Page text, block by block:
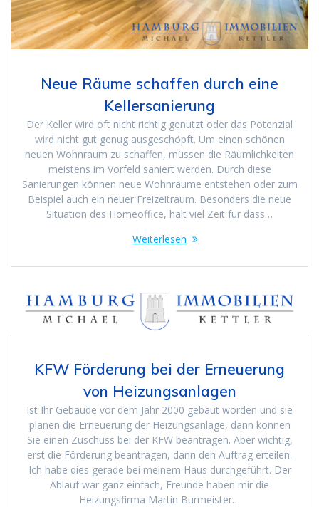
Neue Räume schaffen durch eine
Kellersanierung
Der Keller wird oft nicht richtig genutzt oder das Potenzial
wird nicht gut genug ausgeschöpft. Um einen schönen
neuen Wohnraum zu schaffen, müssen die Räumlichkeiten
meistens im Vorfeld saniert werden. Durch diese
Sanierungen können neue Wohnräume entstehen oder zum
Beispiel auch ein neuer Freizeitraum. Besonders die neue
Situation des Homeoffice, hält viel Zeit für dass…
Weiterlesen
KFW Förderung bei der Erneuerung
von Heizungsanlagen
Ist Ihr Gebäude vor dem Jahr 2000 gebaut worden und sie
planen die Erneuerung der Heizungsanlage, dann können
Sie einen Zuschuss bei der KFW beantragen. Aber wichtig,
erst die Förderung beantragen, dann den Auftrag erteilen.
Ich habe dies gerade bei meinem Haus durchgeführt. Der
Ablauf war ganz einfach, Freunde haben mir die
Heizungsfirma Martin Burmeister…